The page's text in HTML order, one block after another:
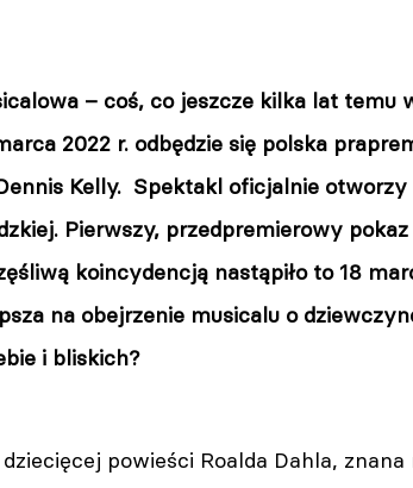
– coś, co jeszcze kilka lat temu
2022 r. odbędzie się polska
Kelly. Spektakl oficjalnie otworzy
Pierwszy, przedpremierowy
koincydencją nastąpiło to 18
na obejrzenie musicalu o
i bliskich?
powieści Roalda Dahla,